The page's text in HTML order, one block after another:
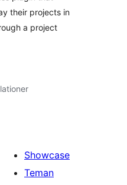
their projects in
a project
Showcase
Teman